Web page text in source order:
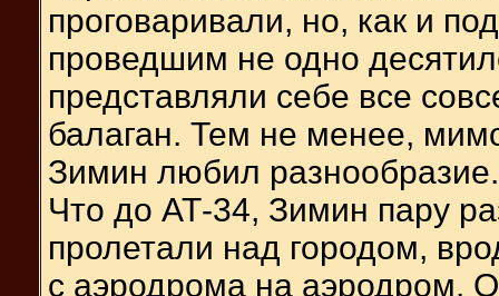
проговаривали, но, как и
проведшим не одно
представляли себе все
балаган. Тем не менее,
Зимин любил разнообразие.
Что до АТ-34, Зимин пару
пролетали над городом,
с аэродрома на аэродром.